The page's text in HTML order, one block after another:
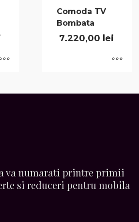
Comoda TV
Bombata
7.220,00 lei
va numarati printre primii
si reduceri pentru mobila